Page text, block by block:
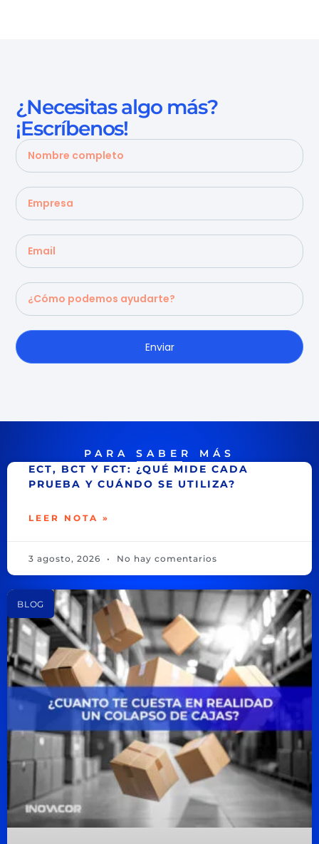
¿Necesitas algo más?
¡Escríbenos!
Enviar
PARA SABER MÁS
ECT, BCT Y FCT: ¿QUÉ MIDE CADA
PRUEBA Y CUÁNDO SE UTILIZA?
LEER NOTA »
3 agosto, 2026 No hay comentarios
BLOG